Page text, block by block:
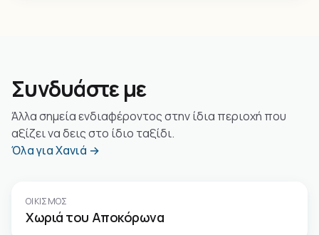
Συνδυάστε με
Άλλα σημεία ενδιαφέροντος στην ίδια περιοχή που
αξίζει να δεις στο ίδιο ταξίδι.
Όλα για Χανιά →
ΟΙΚΙΣΜΌΣ
Χωριά του Αποκόρωνα